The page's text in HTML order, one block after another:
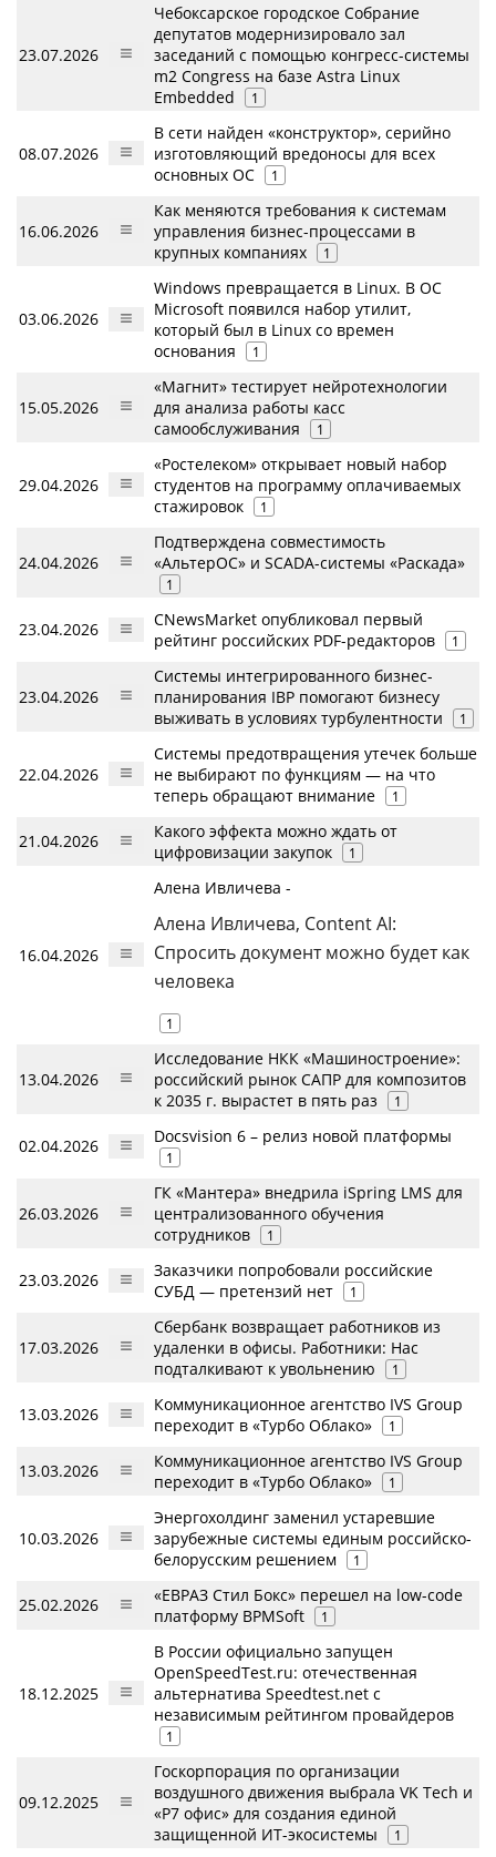
23.07.2026
Чебоксарское городское Собрание
депутатов модернизировало зал
заседаний с помощью конгресс-системы
m2 Congress на базе Astra Linux
Embedded
1
08.07.2026
В сети найден «конструктор», серийно
изготовляющий вредоносы для всех
основных ОС
1
16.06.2026
Как меняются требования к системам
управления бизнес-процессами в
крупных компаниях
1
03.06.2026
Windows превращается в Linux. В ОС
Microsoft появился набор утилит,
который был в Linux со времен
основания
1
15.05.2026
«Магнит» тестирует нейротехнологии
для анализа работы касс
самообслуживания
1
29.04.2026
«Ростелеком» открывает новый набор
студентов на программу оплачиваемых
стажировок
1
24.04.2026
Подтверждена совместимость
«АльтерОС» и SCADA-системы «Раскада»
1
23.04.2026
CNewsMarket опубликовал первый
рейтинг российских PDF-редакторов
1
23.04.2026
Системы интегрированного бизнес-
планирования IBP помогают бизнесу
выживать в условиях турбулентности
1
22.04.2026
Системы предотвращения утечек больше
не выбирают по функциям — на что
теперь обращают внимание
1
21.04.2026
Какого эффекта можно ждать от
цифровизации закупок
1
16.04.2026
Алена Ивличева -
Алена Ивличева, Content AI:
Спросить документ можно будет как
человека
1
13.04.2026
Исследование НКК «Машиностроение»:
российский рынок САПР для композитов
к 2035 г. вырастет в пять раз
1
02.04.2026 Docsvision 6 – релиз новой платформы
1
26.03.2026
ГК «Мантера» внедрила iSpring LMS для
централизованного обучения
сотрудников
1
23.03.2026
Заказчики попробовали российские
СУБД — претензий нет
1
17.03.2026
Сбербанк возвращает работников из
удаленки в офисы. Работники: Нас
подталкивают к увольнению
1
13.03.2026
Коммуникационное агентство IVS Group
переходит в «Турбо Облако»
1
13.03.2026
Коммуникационное агентство IVS Group
переходит в «Турбо Облако»
1
10.03.2026
Энергохолдинг заменил устаревшие
зарубежные системы единым российско-
белорусским решением
1
25.02.2026
«ЕВРАЗ Стил Бокс» перешел на low-code
платформу BPMSoft
1
18.12.2025
В России официально запущен
OpenSpeedTest.ru: отечественная
альтернатива Speedtest.net с
независимым рейтингом провайдеров
1
09.12.2025
Госкорпорация по организации
воздушного движения выбрала VK Tech и
«Р7 офис» для создания единой
защищенной ИТ-экосистемы
1